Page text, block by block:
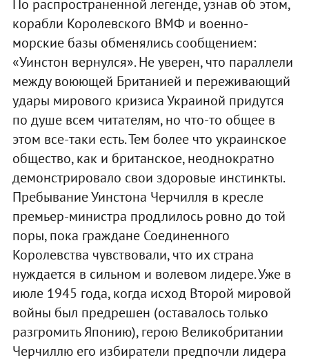
По распространенной легенде, узнав об этом,
корабли Королевского ВМФ и военно-
морские базы обменялись сообщением:
«Уинстон вернулся». Не уверен, что параллели
между воюющей Британией и переживающий
удары мирового кризиса Украиной придутся
по душе всем читателям, но что-то общее в
этом все-таки есть. Тем более что украинское
общество, как и британское, неоднократно
демонстрировало свои здоровые инстинкты.
Пребывание Уинстона Черчилля в кресле
премьер-министра продлилось ровно до той
поры, пока граждане Соединенного
Королевства чувствовали, что их страна
нуждается в сильном и волевом лидере. Уже в
июле 1945 года, когда исход Второй мировой
войны был предрешен (оставалось только
разгромить Японию), герою Великобритании
Черчиллю его избиратели предпочли лидера